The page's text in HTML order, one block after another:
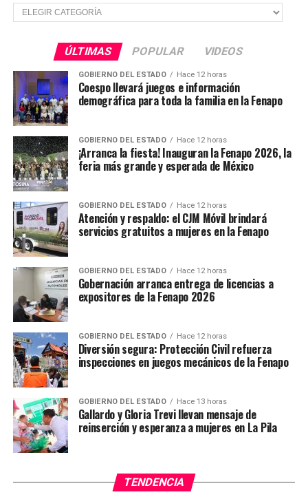
Secciones
ÚLTIMAS POPULAR VIDEOS
GOBIERNO DEL ESTADO Hace 12 horas
Coespo llevará juegos e información
demográfica para toda la familia en la Fenapo
GOBIERNO DEL ESTADO Hace 12 horas
¡Arranca la fiesta! Inauguran la Fenapo 2026, la
feria más grande y esperada de México
GOBIERNO DEL ESTADO Hace 12 horas
Atención y respaldo: el CJM Móvil brindará
servicios gratuitos a mujeres en la Fenapo
GOBIERNO DEL ESTADO Hace 12 horas
Gobernación arranca entrega de licencias a
expositores de la Fenapo 2026
GOBIERNO DEL ESTADO Hace 12 horas
Diversión segura: Protección Civil refuerza
inspecciones en juegos mecánicos de la Fenapo
GOBIERNO DEL ESTADO Hace 13 horas
Gallardo y Gloria Trevi llevan mensaje de
reinserción y esperanza a mujeres en La Pila
TENDENCIA